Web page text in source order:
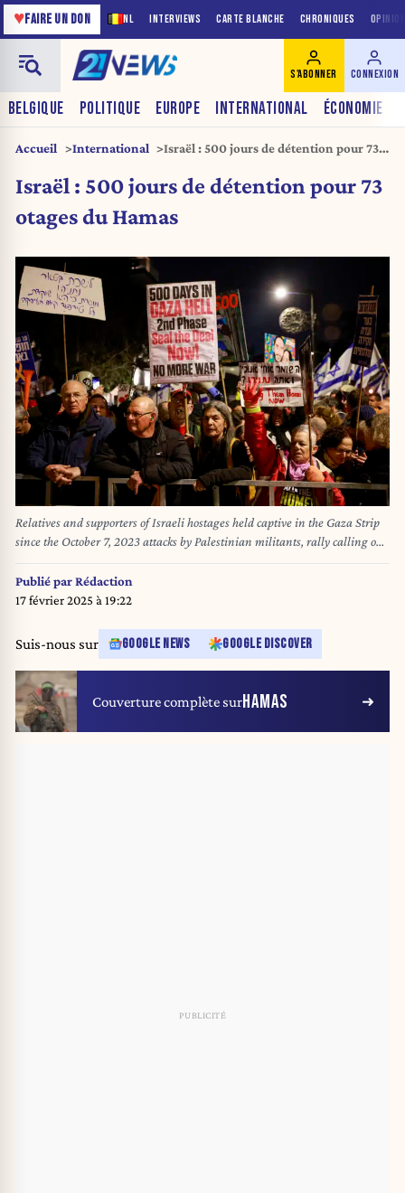
NL INTERVIEWS CARTE BLANCHE CHRONIQUES
♥FAIRE UN DON
BELGIQUE POLITIQUE EUROPE INTERNATIONAL ÉCONOMIE
S'ABONNER CONNEXION
Accueil International
Israël : 500 jours de détention pour 73
Israël : 500 jours de détention pour 73
otages du Hamas
Relatives and supporters of Israeli hostages held captive in the Gaza Strip
since the October 7, 2023 attacks by Palestinian militants, rally calling on
the government for a deal to secure the captives, outside the prime minister
residence in Jerusalem on February 17, 2025, which marks the 500th day
since their abduction. (Photo by Menahem Kahana / AFP)
Publié parRédaction
17 février 2025 à 19:22
Suis-nous sur GOOGLE NEWS GOOGLE DISCOVER
Couverture complète surHAMAS